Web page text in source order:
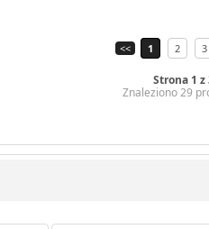
<< 1 2 3
Strona 1 z
Znaleziono 29